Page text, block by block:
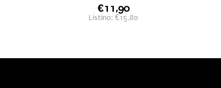
€11,90
Listino: €15,80